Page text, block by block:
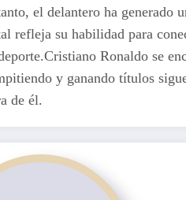
el delantero ha generado
refleja su habilidad para
Ronaldo se
y ganando títulos
de él.